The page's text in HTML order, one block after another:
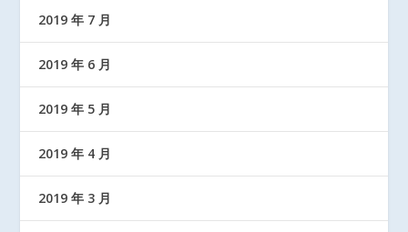
2019 年 7 月
2019 年 6 月
2019 年 5 月
2019 年 4 月
2019 年 3 月